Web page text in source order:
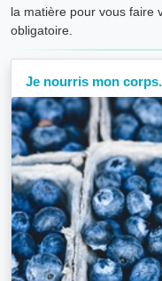
la matière pour vous faire
obligatoire.
Je nourris mon